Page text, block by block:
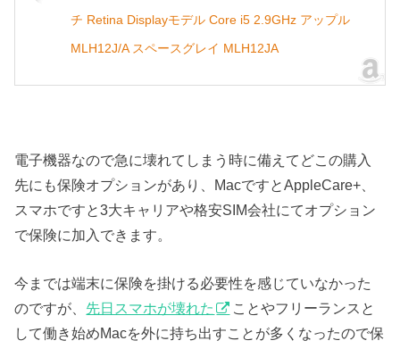
チ Retina Displayモデル Core i5 2.9GHz アップル
MLH12J/A スペースグレイ MLH12JA
電子機器なので急に壊れてしまう時に備えてどこの購入
先にも保険オプションがあり、MacですとAppleCare+、
スマホですと3大キャリアや格安SIM会社にてオプション
で保険に加入できます。
今までは端末に保険を掛ける必要性を感じていなかった
のですが、 先日スマホが壊れた
ことやフリーランスと
して働き始めMacを外に持ち出すことが多くなったので保